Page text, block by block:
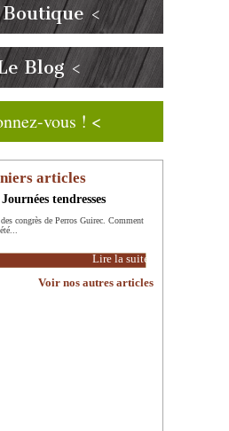
<
Blog <
vous ! <
articles
tendresses
congrès de Perros Guirec. Comment
Lire la suite
Voir nos autres articles